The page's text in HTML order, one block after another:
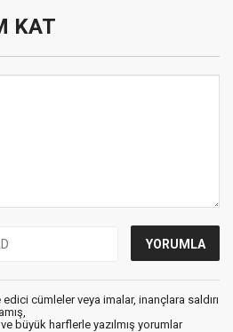
KAT
cümleler veya imalar, inançlara saldırı
büyük harflerle yazılmış yorumlar